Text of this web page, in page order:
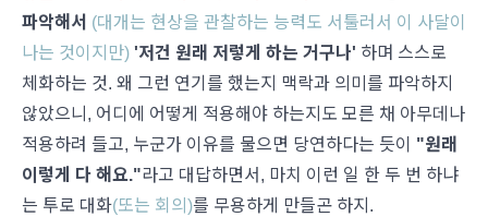
파악해서 (대개는 현상을 관찰하는 능력도 서툴러서 이 사달이
나는 것이지만) '저건 원래 저렇게 하는 거구나' 하며 스스로
체화하는 것. 왜 그런 연기를 했는지 맥락과 의미를 파악하지
않았으니, 어디에 어떻게 적용해야 하는지도 모른 채 아무데나
적용하려 들고, 누군가 이유를 물으면 당연하다는 듯이 "원래
이렇게 다 해요."라고 대답하면서, 마치 이런 일 한 두 번 하냐
는 투로 대화(또는 회의)를 무용하게 만들곤 하지.